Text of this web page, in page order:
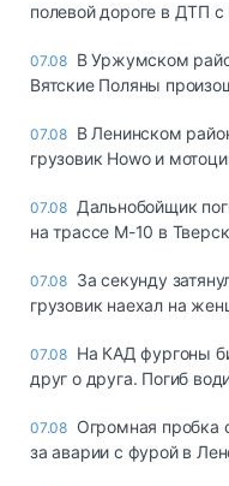
полевой дороге в ДТП
07.08 В Уржумском
Вятские Поляны
07.08 В Ленинском
грузовик Howo и
07.08 Дальнобойщик
на трассе М-10 в
07.08 За секунду
грузовик наехал на
07.08 На КАД фургоны
друг о друга. Погиб
07.08 Огромная пробка
за аварии с фурой в